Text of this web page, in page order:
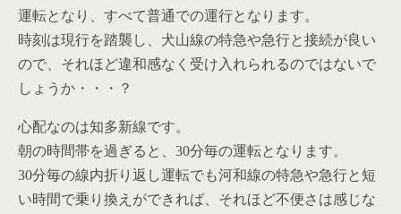
運転となり、すべて普通での運行となります。
時刻は現行を踏襲し、犬山線の特急や急行と接続が良い
ので、それほど違和感なく受け入れられるのではないで
しょうか・・・？
心配なのは知多新線です。
朝の時間帯を過ぎると、30分毎の運転となります。
30分毎の線内折り返し運転でも河和線の特急や急行と短
い時間で乗り換えができれば、それほど不便さは感じな